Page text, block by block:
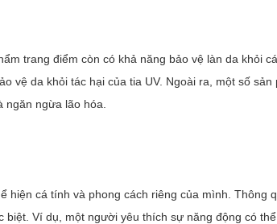
trang điểm còn có khả năng bảo vệ làn da khỏi
vệ da khỏi tác hại của tia UV. Ngoài ra, một số
ngừa lão hóa.
hiện cá tính và phong cách riêng của mình.
biệt. Ví dụ, một người yêu thích sự năng động có